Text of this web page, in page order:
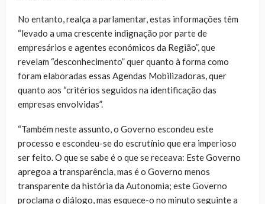
No entanto, realça a parlamentar, estas informações têm
“levado a uma crescente indignação por parte de
empresários e agentes económicos da Região”, que
revelam “desconhecimento” quer quanto à forma como
foram elaboradas essas Agendas Mobilizadoras, quer
quanto aos “critérios seguidos na identificação das
empresas envolvidas”.
“Também neste assunto, o Governo escondeu este
processo e escondeu-se do escrutínio que era imperioso
ser feito. O que se sabe é o que se receava: Este Governo
apregoa a transparência, mas é o Governo menos
transparente da história da Autonomia; este Governo
proclama o diálogo, mas esquece-o no minuto seguinte a